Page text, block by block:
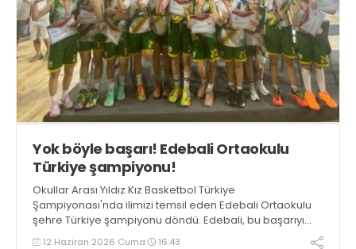
Yok böyle başarı! Edebali Ortaokulu
Türkiye şampiyonu!
Okullar Arası Yıldız Kız Basketbol Türkiye
Şampiyonası'nda ilimizi temsil eden Edebali Ortaokulu
şehre Türkiye şampiyonu döndü. Edebali, bu başarıyı
elde eden Kocaeli’deki ilk okul oldu.
12 Haziran 2026 Cuma 16:43